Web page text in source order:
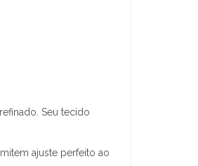
Seu tecido
ajuste perfeito ao